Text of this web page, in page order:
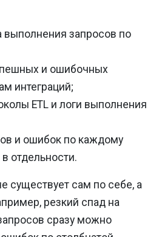
запросов по
и ошибочных
интеграций;
ETL и логи выполнения
и ошибок по каждому
отдельности.
существует сам по себе, а
резкий спад на
сразу можно